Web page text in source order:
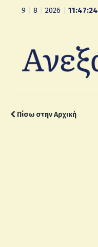
9 8 2026 11:47:25
Πίσω στην Αρχική